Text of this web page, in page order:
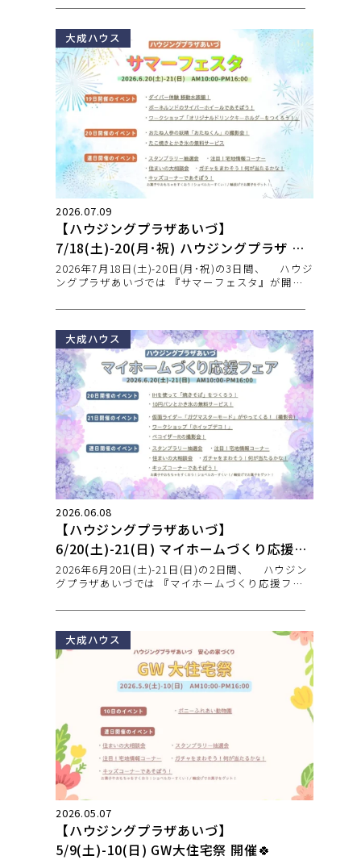
大成ハウス
2026.07.09
【ハウジングプラザあいづ】
7/18(土)-20(月･祝) ハウジングプラザ サ
マーフェスタ 開催！
2026年7月18日(土)-20日(月･祝)の3日間、 ハウジ
ングプラザあいづでは 『サマーフェスタ』が開催
大成ハウス
2026.06.08
【ハウジングプラザあいづ】
6/20(土)-21(日) マイホームづくり応援フ
ェア🌈
2026年6月20日(土)-21日(日)の2日間、 ハウジン
グプラザあいづでは 『マイホームづくり応援フェ
大成ハウス
2026.05.07
【ハウジングプラザあいづ】
5/9(土)-10(日) GW大住宅祭 開催🍀